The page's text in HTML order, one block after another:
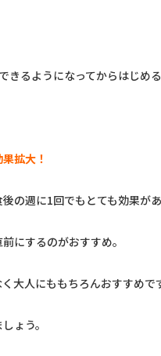
きるようになってからはじめ
拡大！
の週に1回でもとても効果が
にするのがおすすめ。
大人にももちろんおすすめで
ょう。